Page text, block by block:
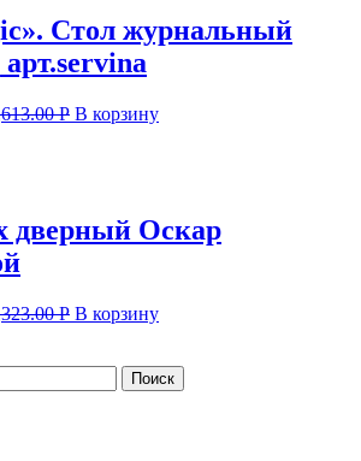
Стол журнальный
Р В корзину
дверный Оскар
Р В корзину